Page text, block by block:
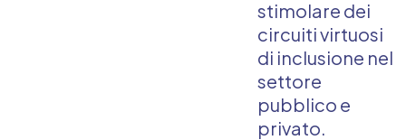
stimolare dei
circuiti virtuosi
di inclusione nel
settore
pubblico e
privato.